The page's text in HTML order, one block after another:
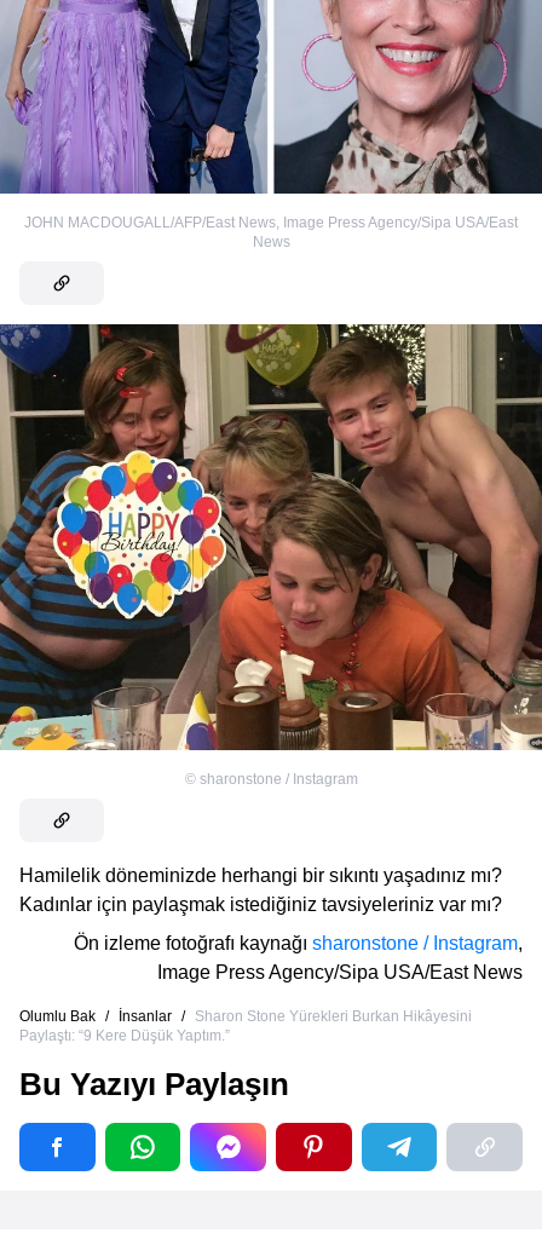
JOHN MACDOUGALL/AFP/East News Image Press Agency/Sipa USA/East
News
© sharonstone / Instagram
Hamilelik döneminizde herhangi bir sıkıntı yaşadınız mı?
Kadınlar için paylaşmak istediğiniz tavsiyeleriniz var mı?
Ön izleme fotoğrafı kaynağı sharonstone / Instagram,
Image Press Agency/Sipa USA/East News
Olumlu Bak / İnsanlar /
Sharon Stone Yürekleri Burkan Hikâyesini
Paylaştı: “9 Kere Düşük Yaptım.”
Bu Yazıyı Paylaşın